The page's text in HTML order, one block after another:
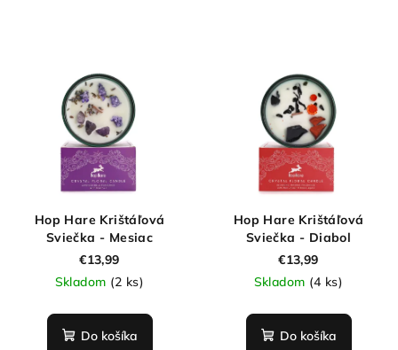
Hop Hare Krištáľová
Sviečka - Mesiac
€13,99
Skladom (2 ks)
Do košíka
Hop Hare Krištáľová
Sviečka - Diabol
€13,99
Skladom (4 ks)
Do košíka